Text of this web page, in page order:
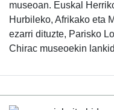
museoan. Euskal
Hurbileko, Afrikako eta
ezarri dituzte, Parisko
Chirac museoekin